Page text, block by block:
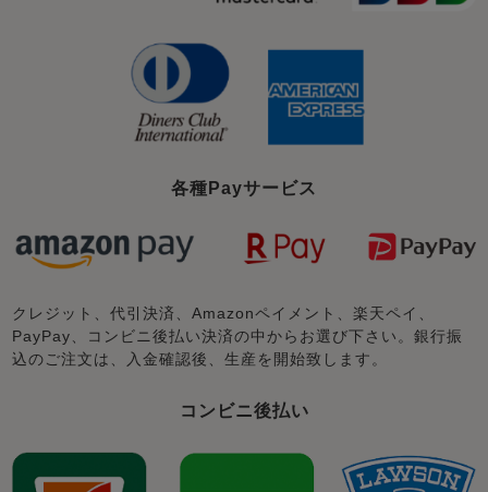
各種Payサービス
クレジット、代引決済、Amazonペイメント、楽天ペイ、
PayPay、コンビニ後払い決済の中からお選び下さい。銀行振
込のご注文は、入金確認後、生産を開始致します。
コンビニ後払い